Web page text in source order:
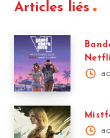
Articles liés